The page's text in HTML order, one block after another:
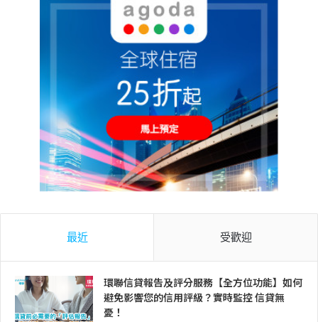
最近 受歡迎
環聯信貸報告及評分服務【全方位功能】如何
避免影響您的信用評級？實時監控 信貸無
憂！